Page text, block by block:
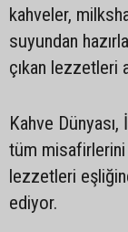
kahveler,
suyundan
çıkan lezzetleri
Kahve
tüm misafirlerini
lezzetleri
ediyor.